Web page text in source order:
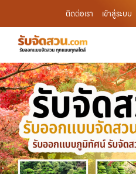
ติดต่อเรา เข้าสู่ระบบ